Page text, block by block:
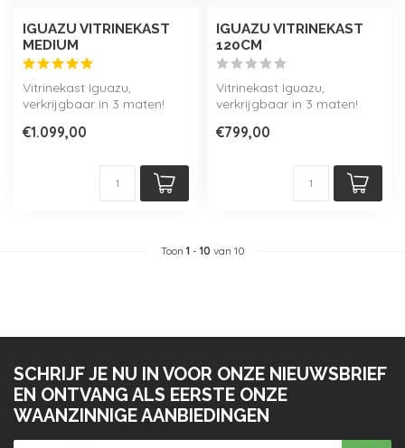
IGUAZU VITRINEKAST
MEDIUM
Vitrinekast Iguazu,
verkrijgbaar in 3 maten!
collectie.
€1.099,00
IGUAZU VITRINEKAST
120CM
Vitrinekast Iguazu,
verkrijgbaar in 3 maten!
collectie.
€799,00
Toon 1- 10 van 10
SCHRIJF JE NU IN VOOR ONZE NIEUWSBRIEF
EN ONTVANG ALS EERSTE ONZE
WAANZINNIGE AANBIEDINGEN